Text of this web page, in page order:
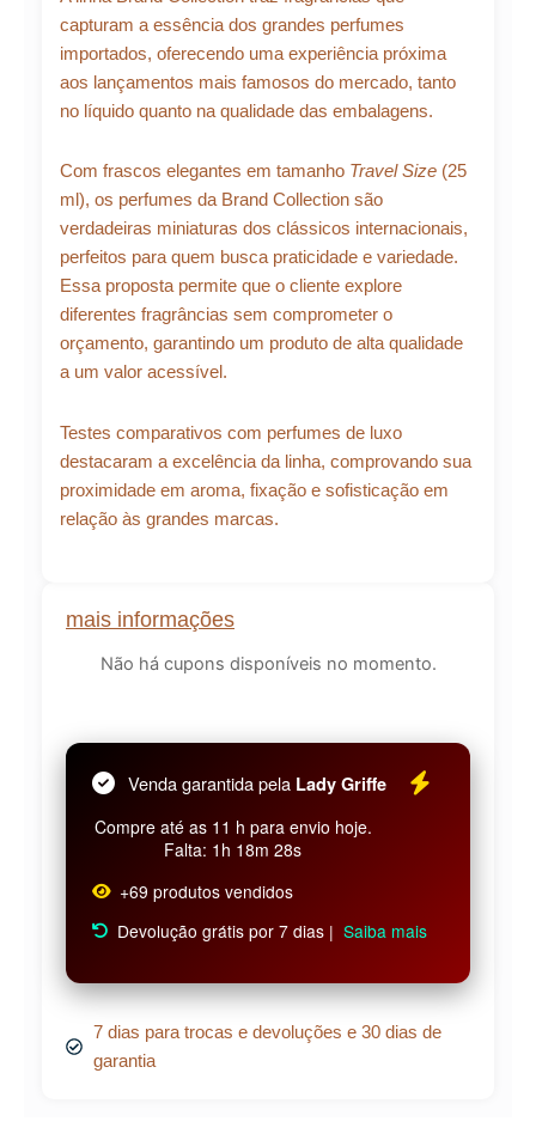
mais informações
Não há cupons disponíveis no momento.
Venda garantida pela Lady Griffe
Compre até as 11 h para envio hoje.
Falta: 1h 18m 28s
+69 produtos vendidos
Devolução grátis por 7 dias | Saiba mais
7 dias para trocas e devoluções e 30 dias de
garantia
capturam a essência dos grandes perfumes
importados, oferecendo uma experiência próxima
aos lançamentos mais famosos do mercado, tanto
no líquido quanto na qualidade das embalagens.
Com frascos elegantes em tamanho Travel Size (25
ml), os perfumes da Brand Collection são
verdadeiras miniaturas dos clássicos internacionais,
perfeitos para quem busca praticidade e variedade.
Essa proposta permite que o cliente explore
diferentes fragrâncias sem comprometer o
orçamento, garantindo um produto de alta qualidade
a um valor acessível.
Testes comparativos com perfumes de luxo
destacaram a excelência da linha, comprovando sua
proximidade em aroma, fixação e sofisticação em
relação às grandes marcas.